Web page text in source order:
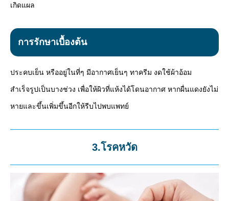
เกิดแผล
การรักษาเบื้องต้น
ประคบเย็น หรืออยู่ในที่ๆ มีอากาศเย็นๆ ทาครีม งดใช้ผ้าอ้อม
สำเร็จรูปเป็นบางช่วง เพื่อให้ผิวที่แห้งได้โดนอากาศ หากผื่นแดงยังไม่
หายและขึ้นเพิ่มขึ้นอีกให้รีบไปพบแพทย์
3.โรคหวัด